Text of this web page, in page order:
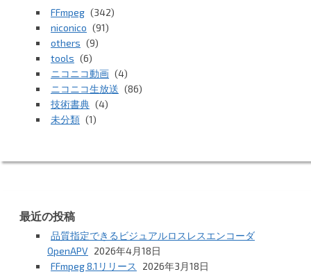
FFmpeg (342)
niconico (91)
others (9)
tools (6)
ニコニコ動画 (4)
ニコニコ生放送 (86)
技術書典 (4)
未分類 (1)
最近の投稿
品質指定できるビジュアルロスレスエンコーダ
OpenAPV 2026年4月18日
FFmpeg 8.1リリース
2026年3月18日